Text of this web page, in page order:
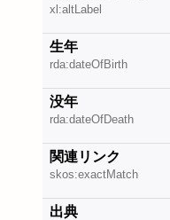
xl:altLabel
生年
rda:dateOfBirth
没年
rda:dateOfDeath
関連リンク
skos:exactMatch
出典